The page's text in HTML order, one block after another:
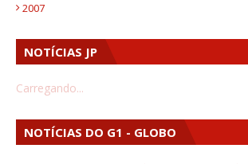
2007
NOTÍCIAS JP
Carregando...
NOTÍCIAS DO G1 - GLOBO